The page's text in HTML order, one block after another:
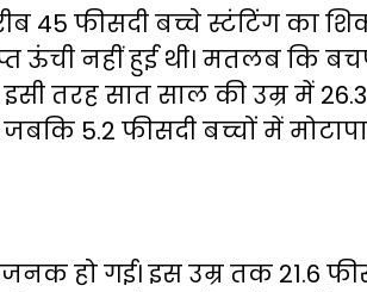
45 फीसदी बच्चे स्टंटिंग का
ऊंची नहीं हुई थी। मतलब कि
तरह सात साल की उम्र में 26.3
5.2 फीसदी बच्चों में
हो गई। इस उम्र तक 21.6